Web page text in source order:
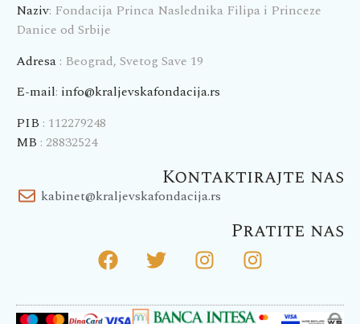
Naziv: Fondacija Princa Naslednika Filipa i Princeze
Danice od Srbije
Adresa : Beograd, Svetog Save 19
E-mail: info@kraljevskafondacija.rs
PIB : 112279248
MB : 28832524
Kontaktirajte nas
kabinet@kraljevskafondacija.rs
Pratite nas